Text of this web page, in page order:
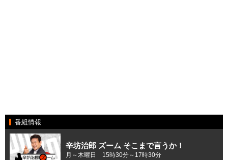
番組情報
辛坊治郎 ズーム そこまで言うか！
月～木曜日 15時30分～17時30分